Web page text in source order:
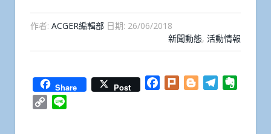
作者: ACGER編輯部 日期: 26/06/2018
新聞動態, 活動情報
Share Post Facebook
Plurk BloggerTelegram
Copy